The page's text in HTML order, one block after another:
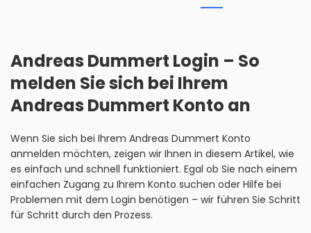
Andreas Dummert Login – So
melden Sie sich bei Ihrem
Andreas Dummert Konto an
Wenn Sie sich bei Ihrem Andreas Dummert Konto
anmelden möchten, zeigen wir Ihnen in diesem Artikel, wie
es einfach und schnell funktioniert. Egal ob Sie nach einem
einfachen Zugang zu Ihrem Konto suchen oder Hilfe bei
Problemen mit dem Login benötigen – wir führen Sie Schritt
für Schritt durch den Prozess.